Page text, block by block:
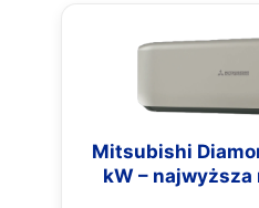
Mitsubishi
kW –